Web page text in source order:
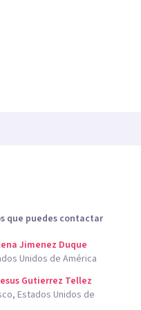
que puedes contactar
Jimenez Duque
Unidos de América
Gutierrez Tellez
Estados Unidos de